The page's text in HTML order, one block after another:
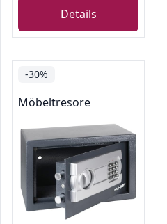
Details
-30%
Möbeltresore